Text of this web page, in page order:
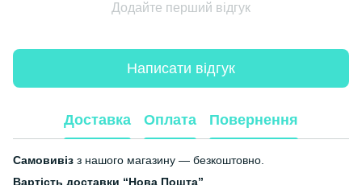
Додайте перший відгук
Написати відгук
Доставка Оплата Повернення
Самовивіз з нашого магазину — безкоштовно.
Вартість доставки “Нова Пошта”